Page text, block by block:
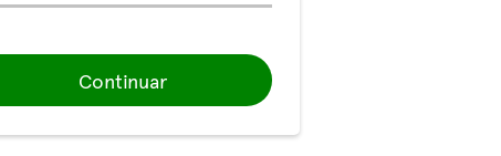
Continuar